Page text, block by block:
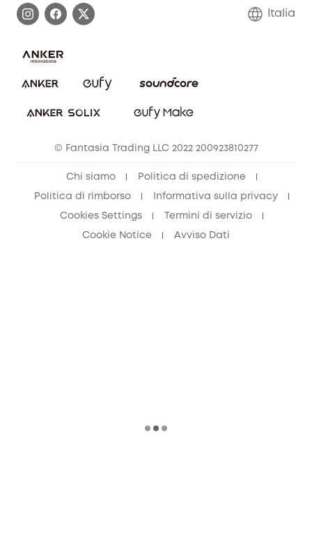
Annulla ordine
Contattaci
Italia
© Fantasia Trading LLC 2022 200923810277
Chi siamo Politica di spedizione
Politica di rimborso Informativa sulla privacy
Cookies Settings Termini di servizio
Cookie Notice Avviso Dati